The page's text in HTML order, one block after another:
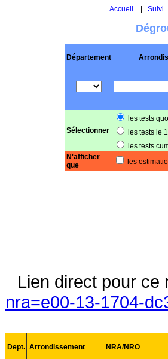
Accueil Suivi
Département
Sélectionner
les tests
les tests le
les tests
N'afficher
que
les
Lien direct pour ce
nra=e00-13-1704-
Dept. Arrondissement NRA/NRO